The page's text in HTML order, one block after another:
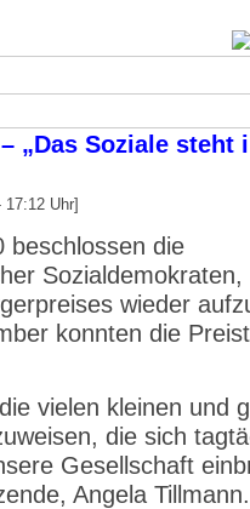
„Das Soziale steht
Uhr]
beschlossen die
Sozialdemokraten,
wieder
konnten die
vielen kleinen und
die sich
Gesellschaft
Angela Tillmann.